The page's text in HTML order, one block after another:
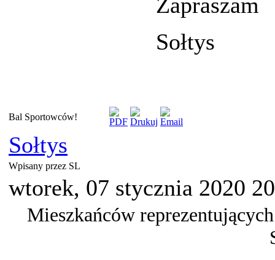
Sołtys
Bal Sportowców!
Sołtys
Wpisany przez SL
wtorek, 07 stycznia 2020
Mieszkańców